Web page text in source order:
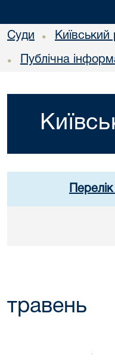
Суди •
• Публічна
травень